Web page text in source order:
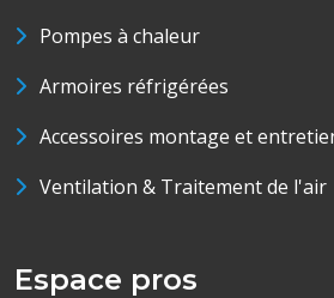
Pompes à chaleur
Armoires réfrigérées
Accessoires montage et
Ventilation & Traitement de l'air
Espace pros